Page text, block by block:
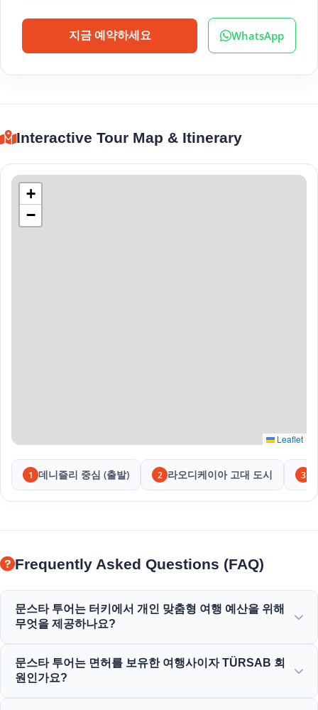
지금 예약하세요 WhatsApp
Interactive Tour Map & Itinerary
+
−
Leaflet
1 데니즐리 중심 (출발) 2 라오디케이아 고대 도시 3
Frequently Asked Questions (FAQ)
문스타 투어는 터키에서 개인 맞춤형 여행 예산을 위해
무엇을 제공하나요?
한 맞춤형 서비스를 제공하여 모든 예산에 맞는 가성비 높은
옵션을 제공합니다.
문스타 투어는 면허를 보유한 여행사이자 TÜRSAB 회
원인가요?